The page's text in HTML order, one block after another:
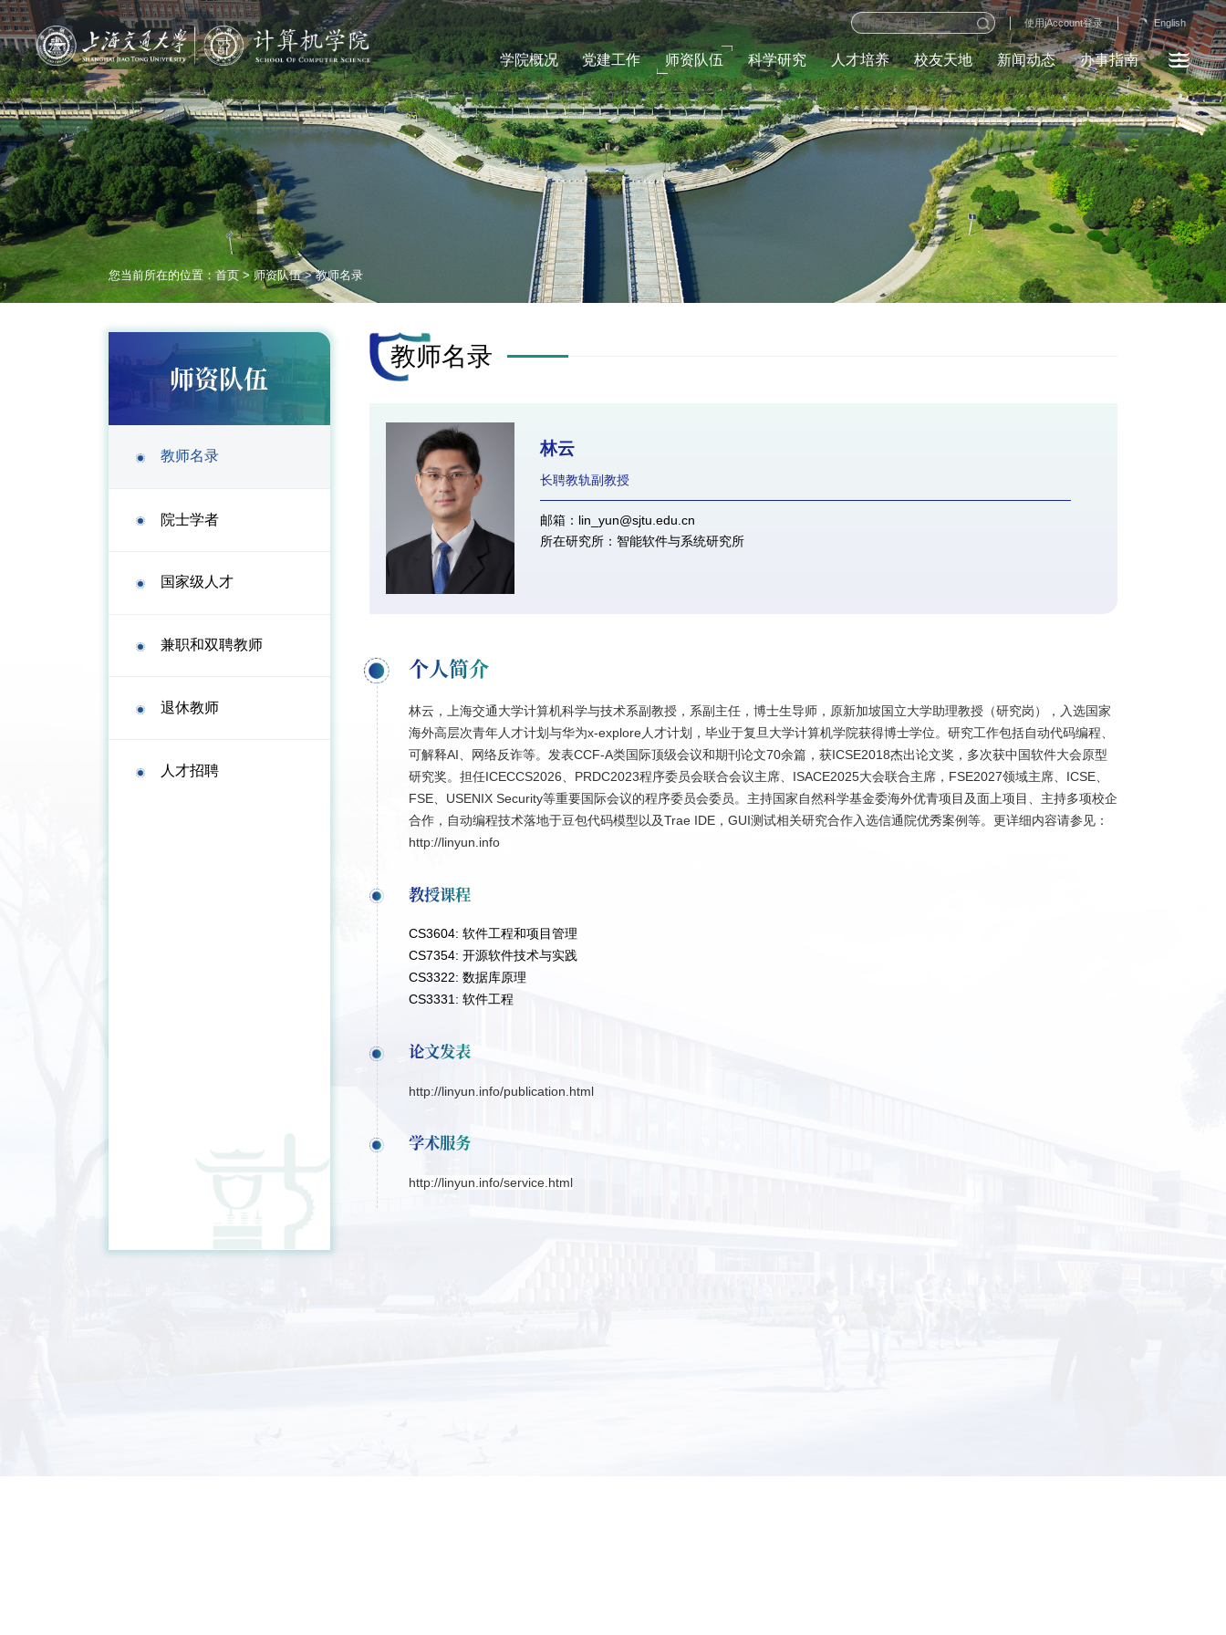
使用jAccount登录 English
学院概况 党建工作 师资队伍 科学研究 人才培养 校友天地 新闻动态 办事指南
您当前所在的位置： 首页>师资队伍>教师名录
师资队伍
教师名录
院士学者
国家级人才
兼职和双聘教师
退休教师
人才招聘
教师名录
林云
长聘教轨副教授
邮箱：lin_yun@sjtu.edu.cn
所在研究所：智能软件与系统研究所
个人简介
林云，上海交通大学计算机科学与技术系副教授，系副主任，博士生导师，原新加坡国立大学助理教授（研究岗），入选国家
海外高层次青年人才计划与华为x-explore人才计划 ，毕业于复旦大学计算机学院获得博士学位。研究工作包括自动代码编程、
可解释AI、网络反诈等。发表CCF-A类国际顶级会议和期刊论文70余篇，获ICSE2018杰出论文奖，多次获中国软件大会原型
研究奖。担任ICECCS2026、PRDC2023程序委员会联合会议主席、ISACE2025大会联合主席，FSE2027领域主席、ICSE、
FSE、USENIX Security等重要国际会议的程序委员会委员。主持国家自然科学基金委海外优青项目及面上项目、主持多项校企
合作，自动编程技术落地于豆包代码模型以及Trae IDE，GUI测试相关研究合作入选信通院优秀案例等。更详细内容请参见：
http://linyun.info
教授课程
CS3604: 软件工程和项目管理
CS7354: 开源软件技术与实践
CS3322: 数据库原理
CS3331: 软件工程
论文发表
http://linyun.info/publication.html
学术服务
http://linyun.info/service.html